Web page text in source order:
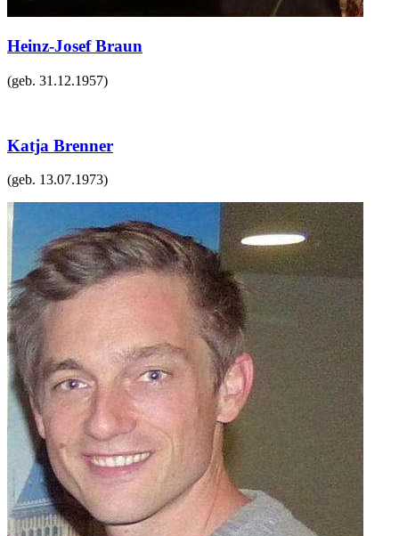
Heinz-Josef Braun
(geb. 31.12.1957)
Katja Brenner
(geb. 13.07.1973)